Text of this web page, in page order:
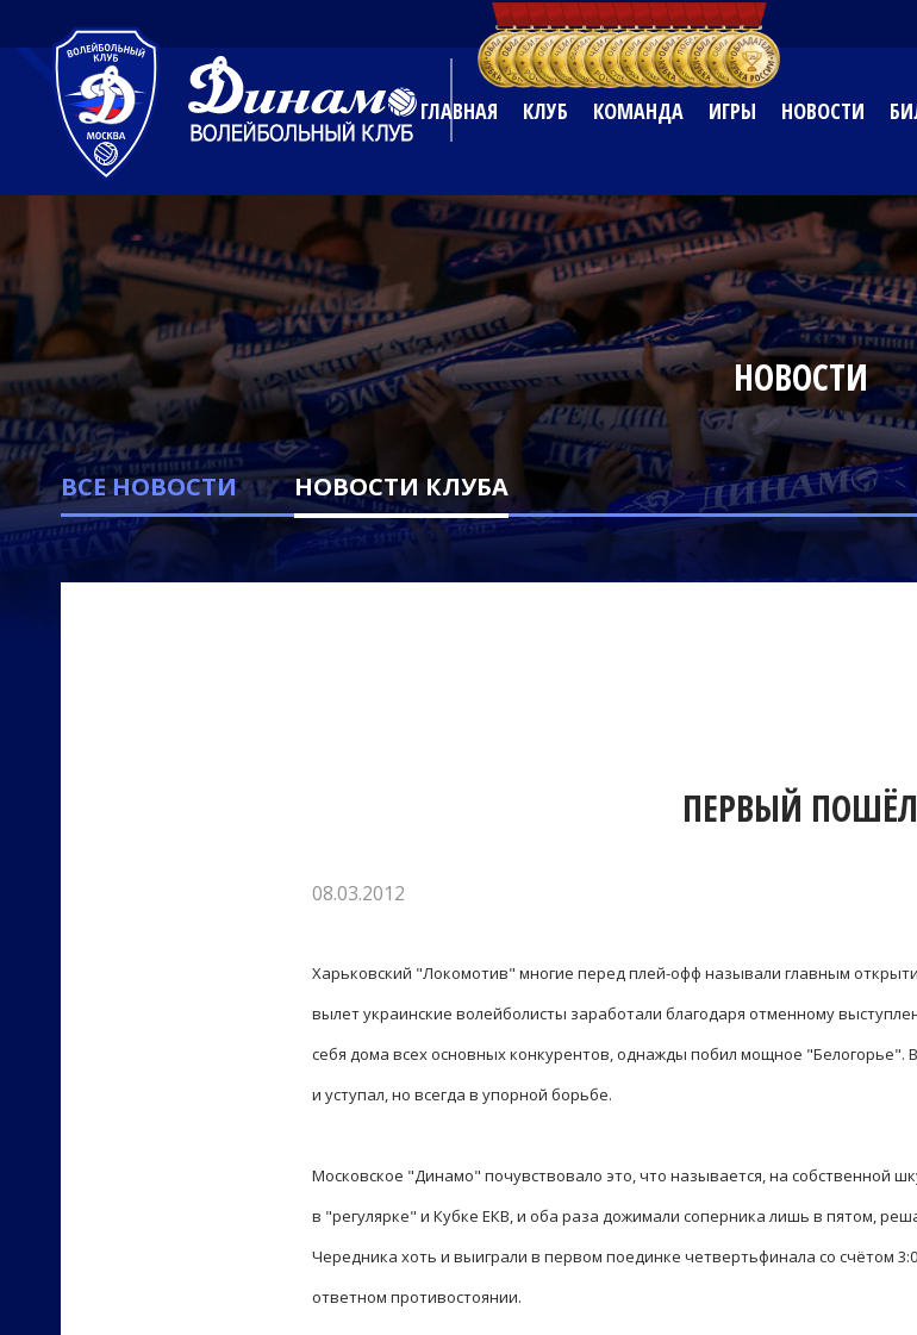
ГЛАВНАЯ КЛУБ КОМАНДА ИГРЫ НОВОСТИ
НОВОСТИ
ВСЕ НОВОСТИ НОВОСТИ КЛУБА
ПЕРВЫЙ ПОШЁЛ
08.03.2012
Харьковский "Локомотив" многие перед плей-офф называли главным
вылет украинские волейболисты заработали благодаря отменному
себя дома всех основных конкурентов, однажды побил мощное "Белогорье".
и уступал, но всегда в упорной борьбе.
Московское "Динамо" почувствовало это, что называется, на собственной
в "регулярке" и Кубке ЕКВ, и оба раза дожимали соперника лишь в пятом,
Чередника хоть и выиграли в первом поединке четвертьфинала со счётом
ответном противостоянии.